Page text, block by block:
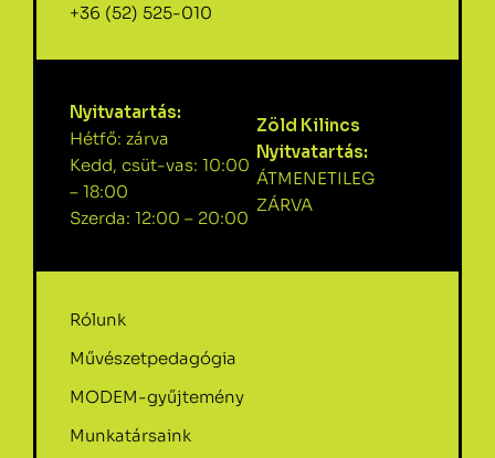
+36 (52) 525-010
Nyitvatartás:
Hétfő: zárva
Kedd, csüt-vas: 10:00
– 18:00
Szerda: 12:00 – 20:00
Zöld Kilincs
Nyitvatartás:
ÁTMENETILEG
ZÁRVA
Rólunk
Művészetpedagógia
MODEM-gyűjtemény
Munkatársaink